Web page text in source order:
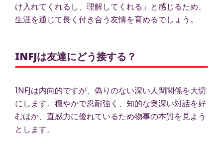
け入れてくれるし、理解してくれる」と感じるため、
生涯を通じて長く付き合う友情を育めるでしょう。
INFJは友達にどう接する？
INFJは内向的ですが、偽りのない深い人間関係を大切
にします。穏やかで忍耐強く、知的な奥深い対話を好
むほか、直感力に優れているため物事の本質を見よう
とします。